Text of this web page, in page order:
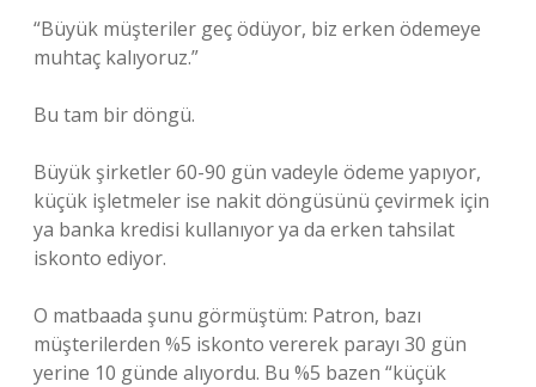
“Büyük müşteriler geç ödüyor, biz erken ödemeye
muhtaç kalıyoruz.”
Bu tam bir döngü.
Büyük şirketler 60-90 gün vadeyle ödeme yapıyor,
küçük işletmeler ise nakit döngüsünü çevirmek için
ya banka kredisi kullanıyor ya da erken tahsilat
iskonto ediyor.
O matbaada şunu görmüştüm: Patron, bazı
müşterilerden %5 iskonto vererek parayı 30 gün
yerine 10 günde alıyordu. Bu %5 bazen “küçük